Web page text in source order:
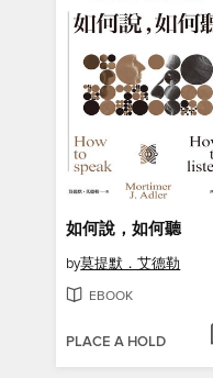
如何說，如何聽
by莫提默．艾德勒
EBOOK
PLACE A HOLD